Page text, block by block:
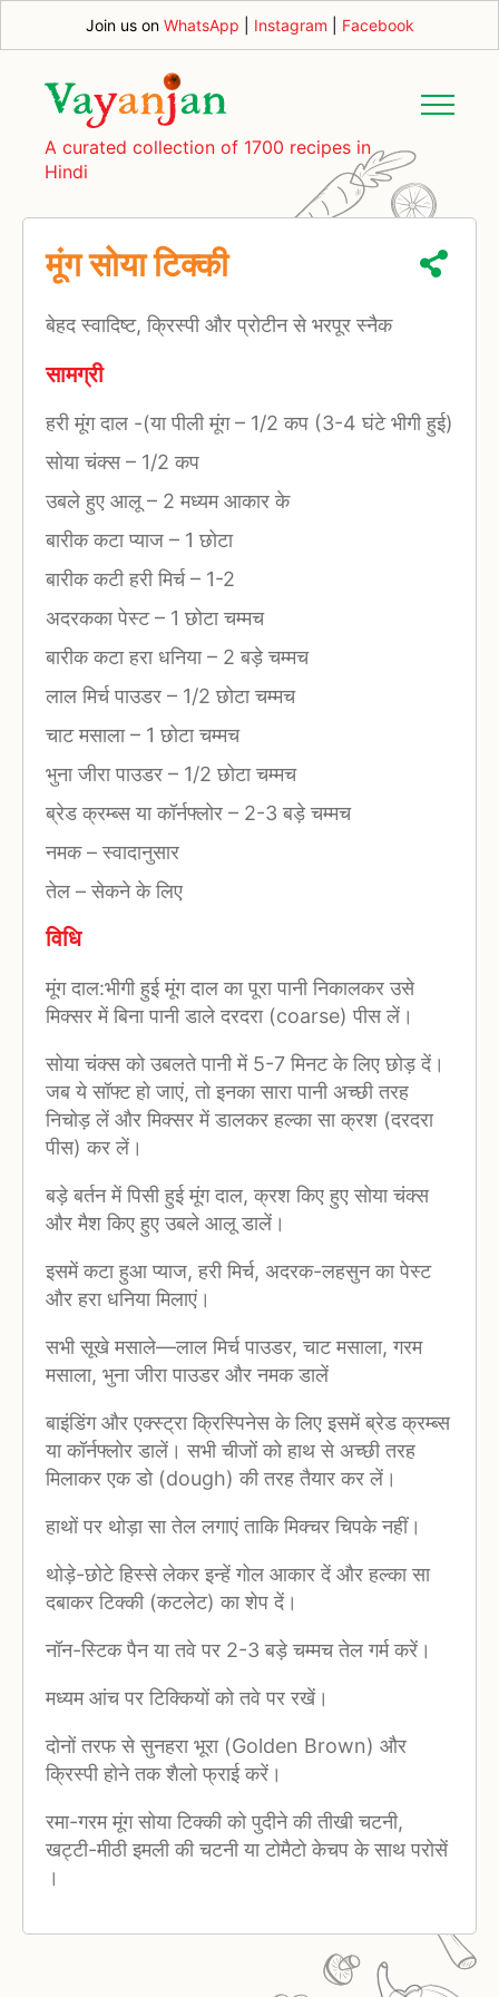
Join us on WhatsApp Instagram Facebook
A curated collection of 1700 recipes in
Hindi
मूंग सोया टिक्की
बेहद स्वादिष्ट, क्रिस्पी और प्रोटीन से भरपूर स्नैक
सामग्री
हरी मूंग दाल -(या पीली मूंग– 1/2 कप (3-4 घंटे भीगी हुई)
सोया चंक्स– 1/2 कप
उबले हुए आलू – 2 मध्यम आकार के
बारीक कटा प्याज – 1 छोटा
बारीक कटी हरी मिर्च– 1-2
अदरकका पेस्ट– 1 छोटा चम्मच
बारीक कटा हरा धनिया– 2 बड़े चम्मच
लाल मिर्च पाउडर – 1/2 छोटा चम्मच
चाट मसाला– 1 छोटा चम्मच
भुना जीरा पाउडर – 1/2 छोटा चम्मच
ब्रेड क्रम्ब्स या कॉर्नफ्लोर – 2-3 बड़े चम्मच
नमक–स्वादानुसार
तेल –सेकने के लिए
विधि
मूंग दाल:भीगी हुई मूंग दाल का पूरा पानी निकालकर उसे
मिक्सर में बिना पानी डाले दरदरा (coarse) पीस लें।
सोया चंक्स को उबलते पानी में 5-7 मिनट के लिए छोड़ दें।
जब ये सॉफ्ट हो जाएं, तो इनका सारा पानी अच्छी तरह
निचोड़ लें और मिक्सर में डालकर हल्का सा क्रश (दरदरा
पीस) कर लें।
बड़े बर्तन में पिसी हुई मूंग दाल, क्रश किए हुए सोया चंक्स
और मैश किए हुए उबले आलू डालें।
इसमें कटा हुआ प्याज, हरी मिर्च, अदरक-लहसुन का पेस्ट
और हरा धनिया मिलाएं।
सभी सूखे मसाले—लाल मिर्च पाउडर, चाट मसाला, गरम
मसाला, भुना जीरा पाउडर और नमक डालें
बाइंडिंग और एक्स्ट्रा क्रिस्पिनेस के लिए इसमें ब्रेड क्रम्ब्स
या कॉर्नफ्लोर डालें। सभी चीजों को हाथ से अच्छी तरह
मिलाकर एक डो (dough) की तरह तैयार कर लें।
हाथों पर थोड़ा सा तेल लगाएं ताकि मिक्चर चिपके नहीं।
थोड़े-छोटे हिस्से लेकर इन्हें गोल आकार दें और हल्का सा
दबाकर टिक्की (कटलेट) का शेप दें।
नॉन-स्टिक पैन या तवे पर 2-3 बड़े चम्मच तेल गर्म करें।
मध्यम आंच पर टिक्कियों को तवे पर रखें।
दोनों तरफ से सुनहरा भूरा (Golden Brown) और
क्रिस्पी होने तक शैलो फ्राई करें।
रमा-गरम मूंग सोया टिक्की को पुदीने की तीखी चटनी,
खट्टी-मीठी इमली की चटनी या टोमैटो केचप के साथ परोसें
।